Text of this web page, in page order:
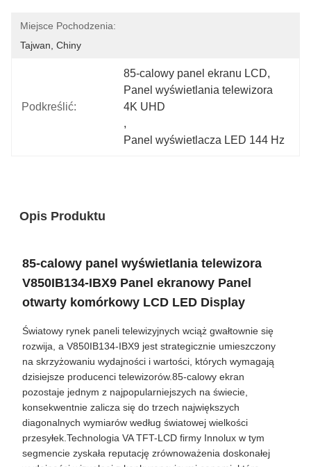
Miejsce Pochodzenia:
Tajwan, Chiny
Podkreślić:
85-calowy panel ekranu LCD,
Panel wyświetlania telewizora
4K UHD
,
Panel wyświetlacza LED 144 Hz
Opis Produktu
85-calowy panel wyświetlania telewizora
V850IB134-IBX9 Panel ekranowy Panel
otwarty komórkowy LCD LED Display
Światowy rynek paneli telewizyjnych wciąż gwałtownie się
rozwija, a V850IB134-IBX9 jest strategicznie umieszczony
na skrzyżowaniu wydajności i wartości, których wymagają
dzisiejsze producenci telewizorów.85-calowy ekran
pozostaje jednym z najpopularniejszych na świecie,
konsekwentnie zalicza się do trzech największych
diagonalnych wymiarów według światowej wielkości
przesyłek.Technologia VA TFT-LCD firmy Innolux w tym
segmencie zyskała reputację zrównoważenia doskonałej